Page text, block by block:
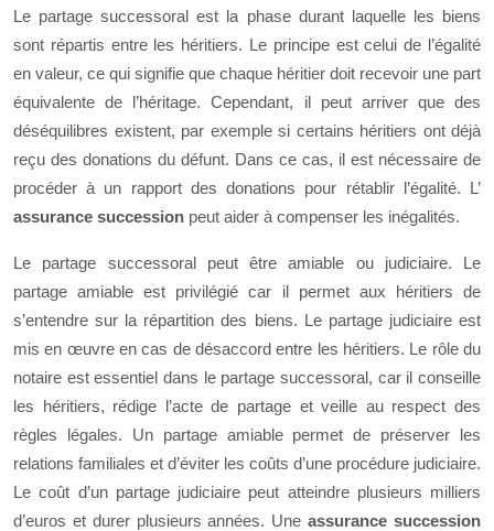
Le partage successoral est la phase durant laquelle les biens
sont répartis entre les héritiers. Le principe est celui de l’égalité
en valeur, ce qui signifie que chaque héritier doit recevoir une part
équivalente de l’héritage. Cependant, il peut arriver que des
déséquilibres existent, par exemple si certains héritiers ont déjà
reçu des donations du défunt. Dans ce cas, il est nécessaire de
procéder à un rapport des donations pour rétablir l’égalité. L’
assurance succession peut aider à compenser les inégalités.
Le partage successoral peut être amiable ou judiciaire. Le
partage amiable est privilégié car il permet aux héritiers de
s’entendre sur la répartition des biens. Le partage judiciaire est
mis en œuvre en cas de désaccord entre les héritiers. Le rôle du
notaire est essentiel dans le partage successoral, car il conseille
les héritiers, rédige l’acte de partage et veille au respect des
règles légales. Un partage amiable permet de préserver les
relations familiales et d’éviter les coûts d’une procédure judiciaire.
Le coût d’un partage judiciaire peut atteindre plusieurs milliers
d’euros et durer plusieurs années. Uneassurance succession